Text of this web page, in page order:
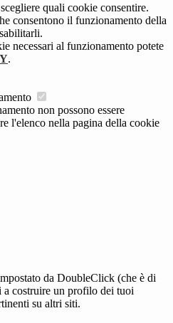
quali cookie consentire.
consentono il funzionamento della
necessari al funzionamento potete
.
non possono essere
l'elenco nella pagina della cookie
da DoubleClick (che è di
costruire un profilo dei tuoi
su altri siti.